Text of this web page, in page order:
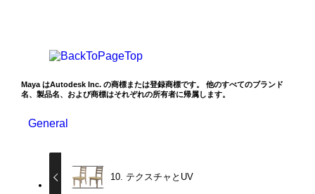
Maya はAutodesk Inc. の商標または登録商標です。 他のすべてのブランド
名、製品名、および商標はそれぞれの所有者に帰属します。
General
10. テクスチャとUV